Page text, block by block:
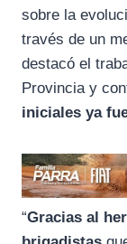
sobre la
través de un
destacó el
Provincia y
iniciales ya
“Gracias al